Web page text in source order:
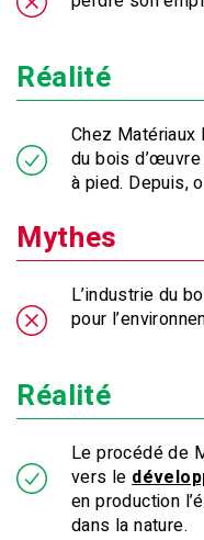
Réalité
Chez Matériaux
du bois d’œuvre
à pied. Depuis,
Mythes
L’industrie du
pour
Réalité
Le procédé de
vers le
en production
dans la nature.